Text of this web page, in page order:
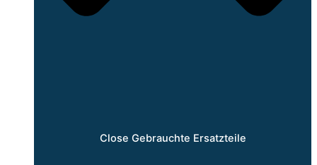
Close Gebrauchte Ersatzteile